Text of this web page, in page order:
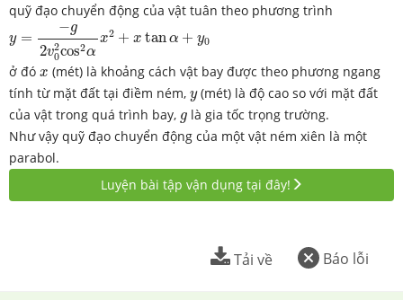
quỹ đạo chuyển động của vật tuân theo phương trình
y =
−g
2v2
0cos2α
x2 + x tan α + y0
y=− g2v02cos2 αx2+xtanα+y0
ở đó x
x (mét) là khoảng cách vật bay được theo phương ngang
tính từ mặt đất tại điềm ném, y
y(mét) là độ cao so với mặt đất
của vật trong quá trình bay, g
g là gia tốc trọng trường.
Như vậy quỹ đạo chuyển động của một vật ném xiên là một
parabol.
Luyện bài tập vận dụng tại đây!
Báo lỗi
Tải về